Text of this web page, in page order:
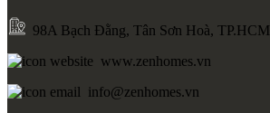
98A Bạch Đằng, Tân Sơn Hoà, TP.HCM
www.zenhomes.vn
info@zenhomes.vn